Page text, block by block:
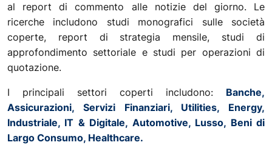
al report di commento alle notizie del giorno. Le
ricerche includono studi monografici sulle società
coperte, report di strategia mensile, studi di
approfondimento settoriale e studi per operazioni di
quotazione.
I principali settori coperti includono: Banche,
Assicurazioni, Servizi Finanziari, Utilities, Energy,
Industriale, IT & Digitale, Automotive, Lusso, Beni di
Largo Consumo, Healthcare.